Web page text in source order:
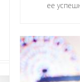
ее